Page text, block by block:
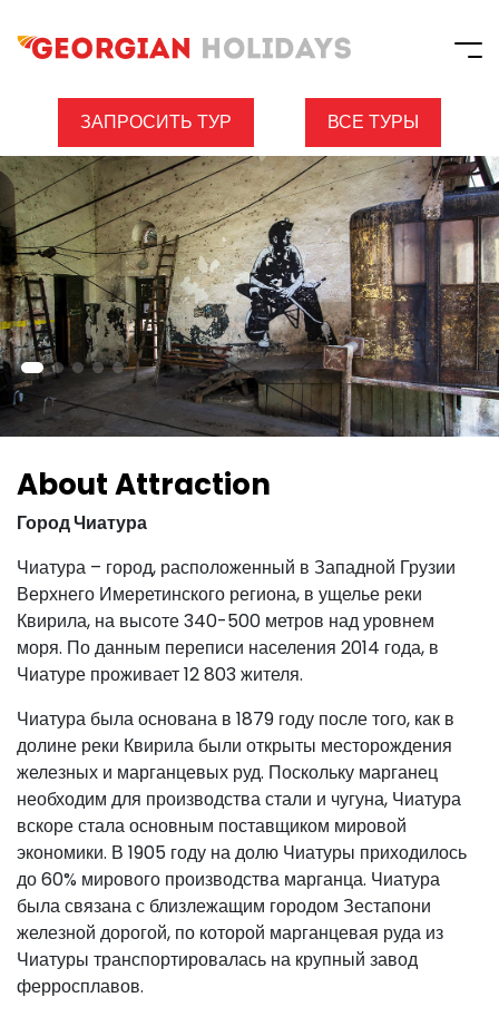
ЗАПРОСИТЬ ТУР ВСЕ ТУРЫ
About Attraction
Город Чиатура
Чиатура – город, расположенный в Западной Грузии
Верхнего Имеретинского региона, в ущелье реки
Квирила, на высоте 340-500 метров над уровнем
моря. По данным переписи населения 2014 года, в
Чиатуре проживает 12 803 жителя.
Чиатура была основана в 1879 году после того, как в
долине реки Квирила были открыты месторождения
железных и марганцевых руд. Поскольку марганец
необходим для производства стали и чугуна, Чиатура
вскоре стала основным поставщиком мировой
экономики. В 1905 году на долю Чиатуры приходилось
до 60% мирового производства марганца. Чиатура
была связана с близлежащим городом Зестапони
железной дорогой, по которой марганцевая руда из
Чиатуры транспортировалась на крупный завод
ферросплавов.